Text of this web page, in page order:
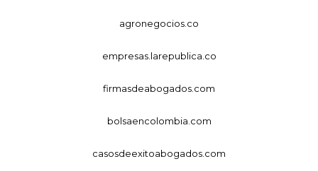
agronegocios.co
empresas.larepublica.co
firmasdeabogados.com
bolsaencolombia.com
casosdeexitoabogados.com